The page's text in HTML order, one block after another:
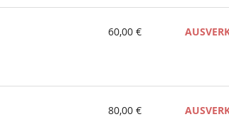
60,00 €
80,00 €